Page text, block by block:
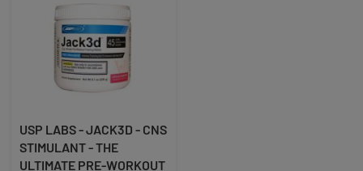
USP LABS - JACK3D - CNS
STIMULANT - THE
ULTIMATE PRE-WORKOUT